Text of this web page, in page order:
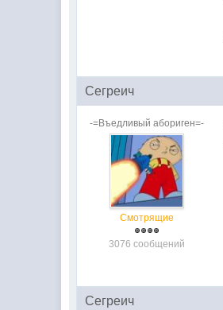
Сегреич
-=Въедливый абориген=-
Смотрящие
3076 сообщений
Сегреич